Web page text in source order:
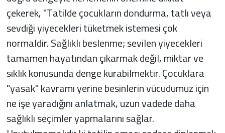
çekerek, "Tatilde çocukların dondurma, tatlı veya
sevdiği yiyecekleri tüketmek istemesi çok
normaldir. Sağlıklı beslenme; sevilen yiyecekleri
tamamen hayatından çıkarmak değil, miktar ve
sıklık konusunda denge kurabilmektir. Çocuklara
"yasak" kavramı yerine besinlerin vücudumuz için
ne işe yaradığını anlatmak, uzun vadede daha
sağlıklı seçimler yapmalarını sağlar.